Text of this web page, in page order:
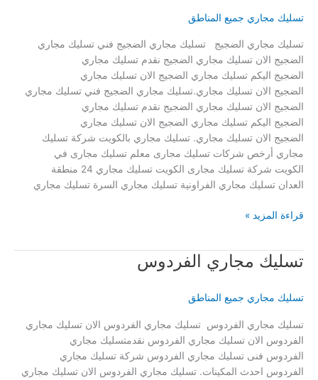
تسليك مجاري جميع المناطق
تسليك مجاري الضجيج تسليك مجاري الضجيج فني تسليك مجاري
الضجيج الان تسليك مجاري الضجيج نقدم تسليك مجاري
الضجيج اليكم تسليك مجاري الضجيج الان تسليك مجاري
الضجيج الان تسليك مجاري.تسليك مجاري الضجيج فني تسليك مجاري
الضجيج الان تسليك مجاري الضجيج نقدم تسليك مجاري
الضجيج اليكم تسليك مجاري الضجيج الان تسليك مجاري
الضجيج الان تسليك مجاري. تسليك مجاري بالكويت شركة تسليك
مجاري أرخص شركات تسليك مجارى معلم تسليك مجارى في
الكويت شركة تسليك مجارى الكويت تسليك مجاري 24 منطقة
العدان تسليك مجاري الفراونية تسليك مجاري السرة تسليك مجاري
تسليك
قراءة المزيد »
تسليك مجاري الفردوس
تسليك مجاري جميع المناطق
تسليك مجاري الفردوس تسليك مجاري الفردوس الان تسليك مجاري
الفردوس الان تسليك مجاري الفردوس نقدمتسليك مجاري
الفردوس فنى تسليك مجاري الفردوس شركة تسليك مجاري
الفردوس احدث المكينات. تسليك مجاري الفردوس الان تسليك مجاري